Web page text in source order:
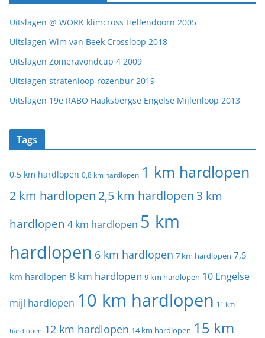
Uitslagen @ WORK klimcross Hellendoorn 2005
Uitslagen Wim van Beek Crossloop 2018
Uitslagen Zomeravondcup 4 2009
Uitslagen stratenloop rozenbur 2019
Uitslagen 19e RABO Haaksbergse Engelse Mijlenloop 2013
Tags
0,5 km hardlopen 0,8 km hardlopen 1 km hardlopen
2 km hardlopen 2,5 km hardlopen 3 km
hardlopen 4 km hardlopen 5 km
hardlopen 6 km hardlopen 7 km hardlopen 7,5
km hardlopen 8 km hardlopen 9 km hardlopen 10 Engelse
mijl hardlopen 10 km hardlopen 11 km
hardlopen 12 km hardlopen 14 km hardlopen 15 km